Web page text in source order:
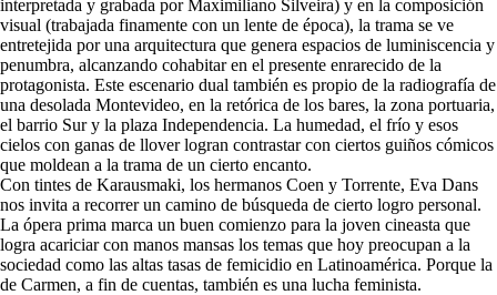
interpretada y grabada por Maximiliano Silveira) y en la composición
visual (trabajada finamente con un lente de época), la trama se ve
entretejida por una arquitectura que genera espacios de luminiscencia y
penumbra, alcanzando cohabitar en el presente enrarecido de la
protagonista. Este escenario dual también es propio de la radiografía de
una desolada Montevideo, en la retórica de los bares, la zona portuaria,
el barrio Sur y la plaza Independencia. La humedad, el frío y esos
cielos con ganas de llover logran contrastar con ciertos guiños cómicos
que moldean a la trama de un cierto encanto.
Con tintes de Karausmaki, los hermanos Coen y Torrente, Eva Dans
nos invita a recorrer un camino de búsqueda de cierto logro personal.
La ópera prima marca un buen comienzo para la joven cineasta que
logra acariciar con manos mansas los temas que hoy preocupan a la
sociedad como las altas tasas de femicidio en Latinoamérica. Porque la
de Carmen, a fin de cuentas, también es una lucha feminista.